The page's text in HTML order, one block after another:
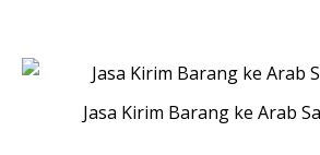
Jasa Kirim Barang ke Arab